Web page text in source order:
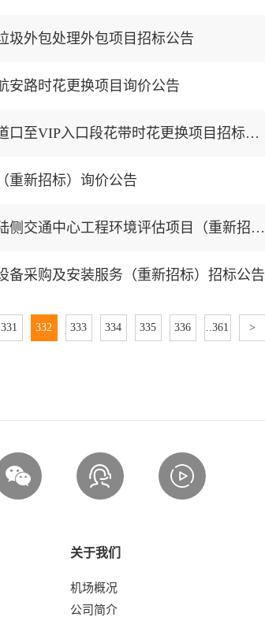
圾外包处理外包项目招标公告
安路时花更换项目询价公告
杭州萧山国际机场2018年下半年翔飞路南道口至VIP入口段花带时花更换项目招标公告
重新招标）询价公告
杭州萧山国际机场三期项目新建航站楼及陆侧交通中心工程环境评估项目（重新招标）招标公告
备采购及安装服务（重新招标）招标公告
331 332 333 334 335 336 ..361 >
关于我们
机场概况
公司简介